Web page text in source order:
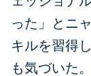
った」とニ
キルを習得
も気づいた